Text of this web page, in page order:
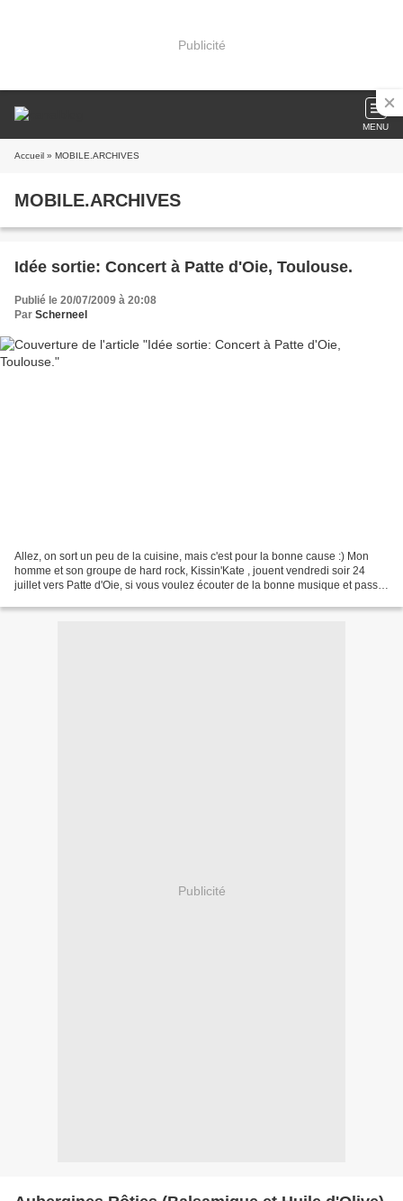
Publicité
MENU
Accueil » MOBILE.ARCHIVES
MOBILE.ARCHIVES
Idée sortie: Concert à Patte d'Oie, Toulouse.
Publié le 20/07/2009 à 20:08
Par Scherneel
Allez, on sort un peu de la cuisine, mais c'est pour la bonne cause :) Mon
homme et son groupe de hard rock, Kissin'Kate , jouent vendredi soir 24
juillet vers Patte d'Oie, si vous voulez écouter de la bonne musique et passer
Publicité